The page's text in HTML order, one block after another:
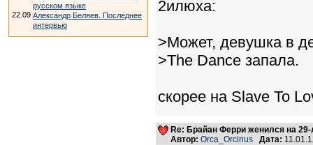
русском языке
22.09 Александр Беляев. Последнее
интервью
2илюха:
>Может, девушка в
>The Dance запала.
скорее на Slave To
Re: Брайан Ферри женился на
Автор: Orca_Orcinus Дата: